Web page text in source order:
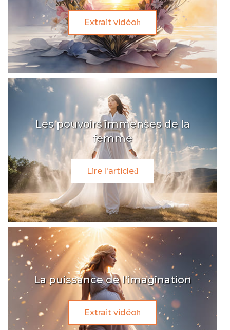
Extrait vidéo
Les pouvoirs immenses de la
femme
Lire l'article
La puissance de l'imagination
Extrait vidéo